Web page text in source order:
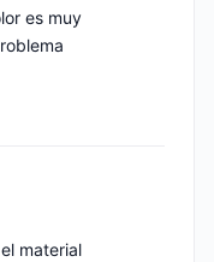
es muy
material